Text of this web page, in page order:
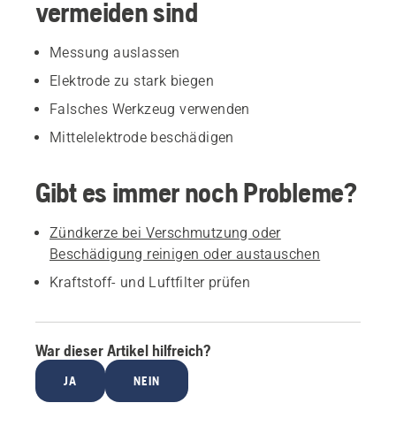
vermeiden sind
Messung auslassen
Elektrode zu stark biegen
Falsches Werkzeug verwenden
Mittelelektrode beschädigen
Gibt es immer noch Probleme?
Zündkerze bei Verschmutzung oder
Beschädigung reinigen oder austauschen
Kraftstoff- und Luftfilter prüfen
War dieser Artikel hilfreich?
JA NEIN